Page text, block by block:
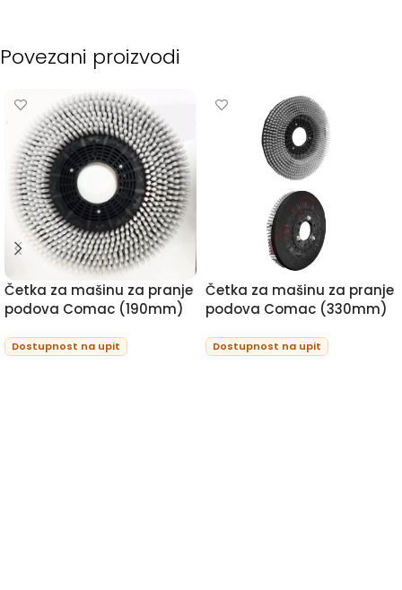
Povezani proizvodi
Četka za mašinu za pranje
podova Comac (190mm)
Dostupnost na upit
Četka za mašinu za pranje
podova Comac (330mm)
Dostupnost na upit